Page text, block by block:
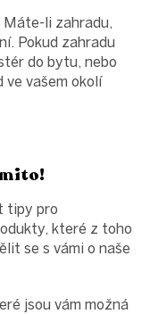
Máte-li zahradu,
Pokud zahradu
do bytu, nebo
vašem okolí
tipy pro
které z toho
se s vámi o naše
jsou vám možná